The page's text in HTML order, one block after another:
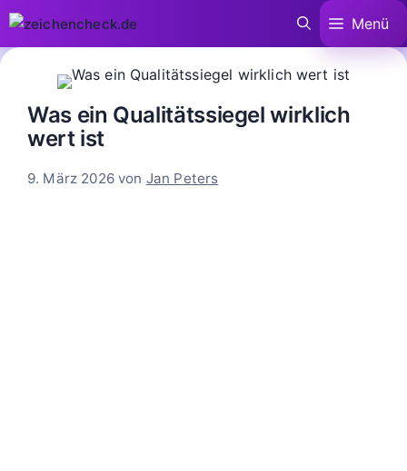
Zum
springen
Menü
Was ein Qualitätssiegel wirklich
wert ist
9. März 2026 von Jan Peters